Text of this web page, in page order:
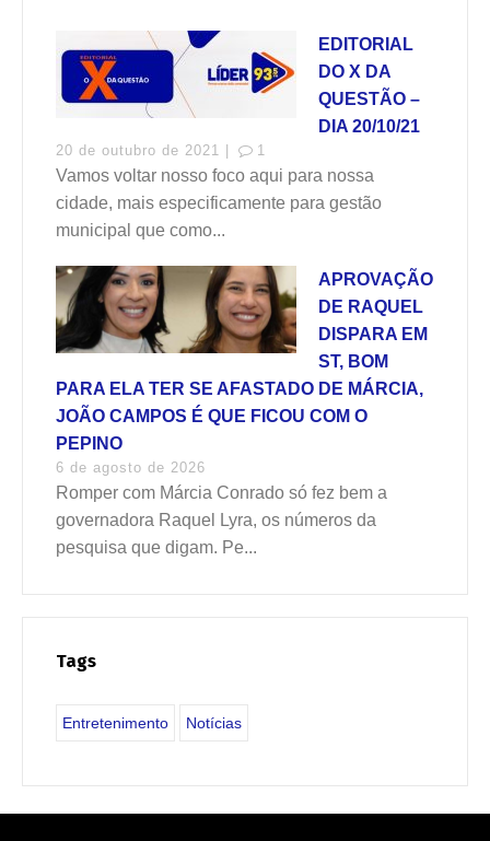
EDITORIAL
DO X DA
QUESTÃO –
DIA 20/10/21
20 de outubro de 2021 | 1
Vamos voltar nosso foco aqui para nossa
cidade, mais especificamente para gestão
municipal que como...
APROVAÇÃO
DE RAQUEL
DISPARA EM
ST, BOM
PARA ELA TER SE AFASTADO DE MÁRCIA,
JOÃO CAMPOS É QUE FICOU COM O
PEPINO
6 de agosto de 2026
Romper com Márcia Conrado só fez bem a
governadora Raquel Lyra, os números da
pesquisa que digam. Pe...
Tags
Entretenimento Notícias